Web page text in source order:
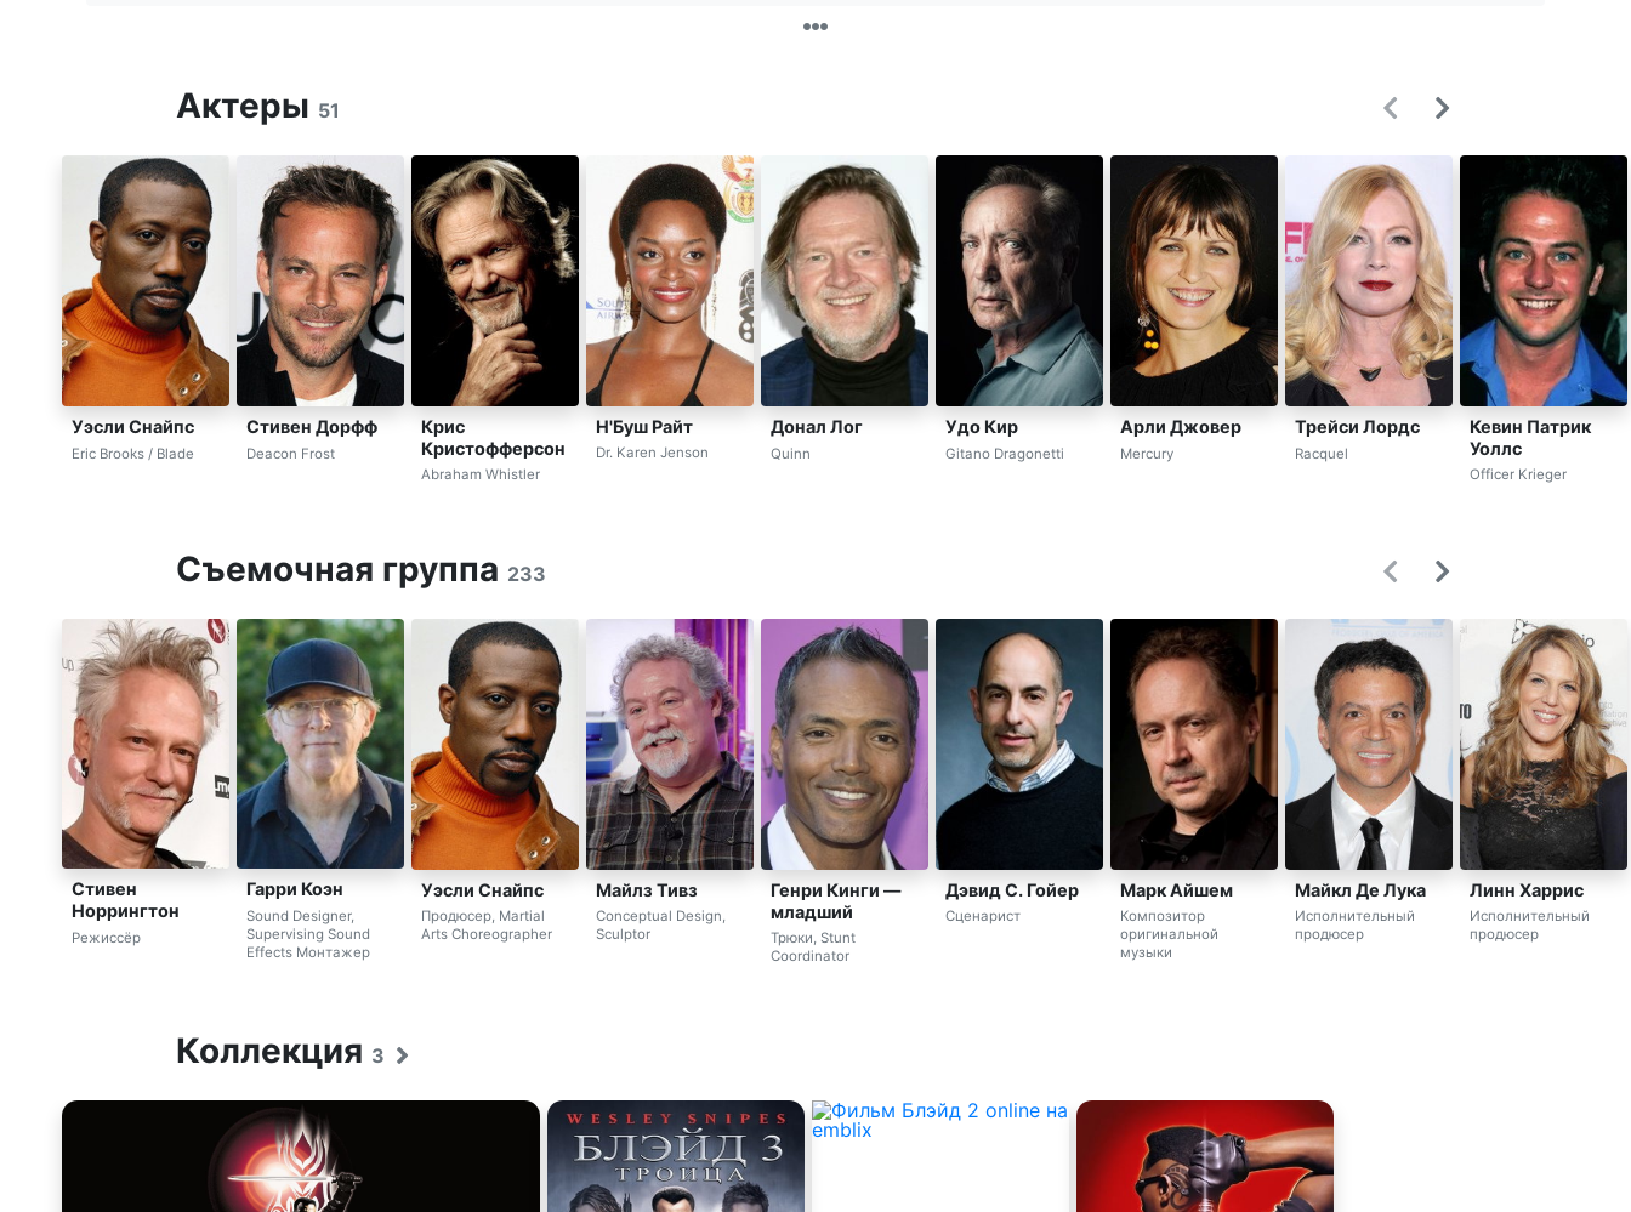
Актеры 51
Уэсли Снайпс
Eric Brooks / Blade
Стивен Дорфф
Deacon Frost
Крис
Кристофферсон
Abraham Whistler
Н'Буш Райт
Dr. Karen Jenson
Донал Лог
Quinn
Удо Кир
Gitano Dragonetti
Арли Джовер
Mercury
Трейси Лордс
Racquel
Кевин Патрик
Уоллс
Officer Krieger
Съемочная группа 233
Стивен
Норрингтон
Режиссёр
Гарри Коэн
Sound Designer,
Supervising Sound
Effects Монтажер
Уэсли Снайпс
Продюсер, Martial
Arts Choreographer
Майлз Тивз
Conceptual Design,
Sculptor
Генри Кинги —
младший
Трюки, Stunt
Coordinator
Дэвид С. Гойер
Сценарист
Марк Айшем
Композитор
оригинальной
музыки
Майкл Де Лука
Исполнительный
продюсер
Линн Харрис
Исполнительный
продюсер
Коллекция 3